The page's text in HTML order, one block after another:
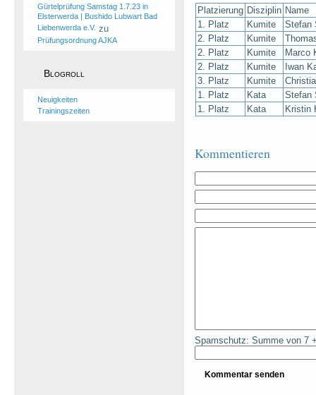
Gürtelprüfung Samstag 1.7.23 in
Elsterwerda | Bushido Lubwart Bad
Liebenwerda e.V. zu
Prüfungsordnung AJKA
Blogroll
Neuigkeiten
Trainingszeiten
Platzierung Disziplin Name
1. Platz
Kumite
Stefan
2. Platz
Kumite
2. Platz
Kumite
Marco
2. Platz
Kumite
Iwan
3. Platz
Kumite
1. Platz
Kata
Stefan
1. Platz
Kata Kristin
Kommentieren
Spamschutz: Summe von 7